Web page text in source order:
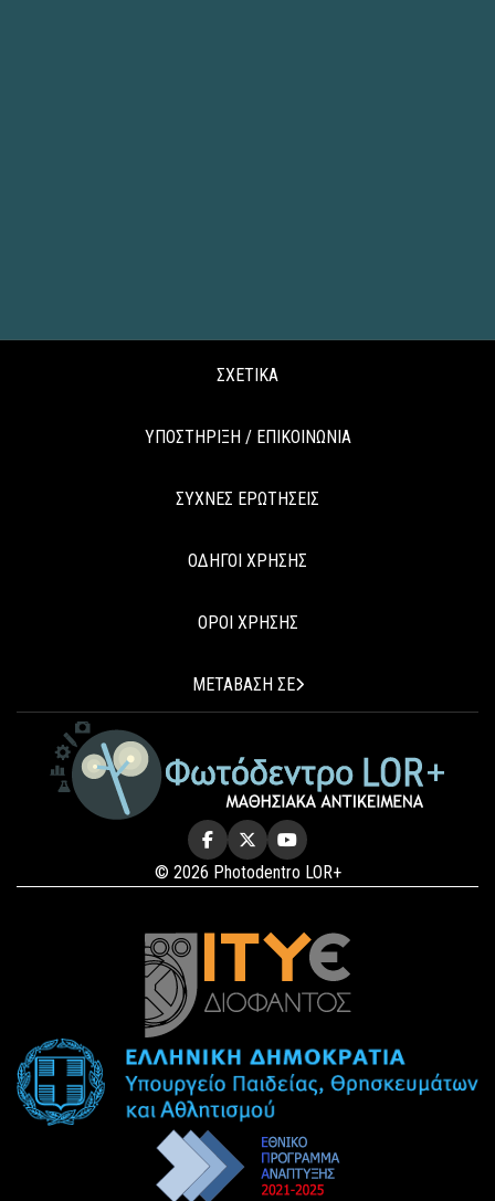
ΣΧΕΤΙΚΑ
ΥΠΟΣΤΗΡΙΞΗ / ΕΠΙΚΟΙΝΩΝΙΑ
ΣΥΧΝΕΣ ΕΡΩΤΗΣΕΙΣ
ΟΔΗΓΟΙ ΧΡΗΣΗΣ
ΟΡΟΙ ΧΡΗΣΗΣ
ΜΕΤΑΒΑΣΗ ΣΕ
© 2026 Photodentro LOR+